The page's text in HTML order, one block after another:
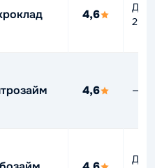
4,6
До
4,6 —
До